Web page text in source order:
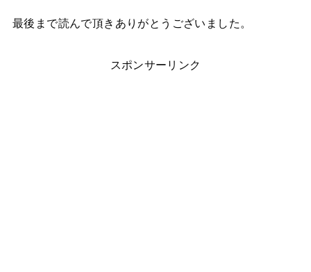
最後まで読んで頂きありがとうございました。
スポンサーリンク